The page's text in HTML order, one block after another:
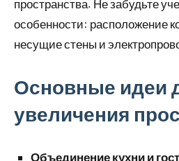
пространства. Не забудьте
особенности: расположение
несущие стены и
Основные идеи
увеличения
Объединение кухни и